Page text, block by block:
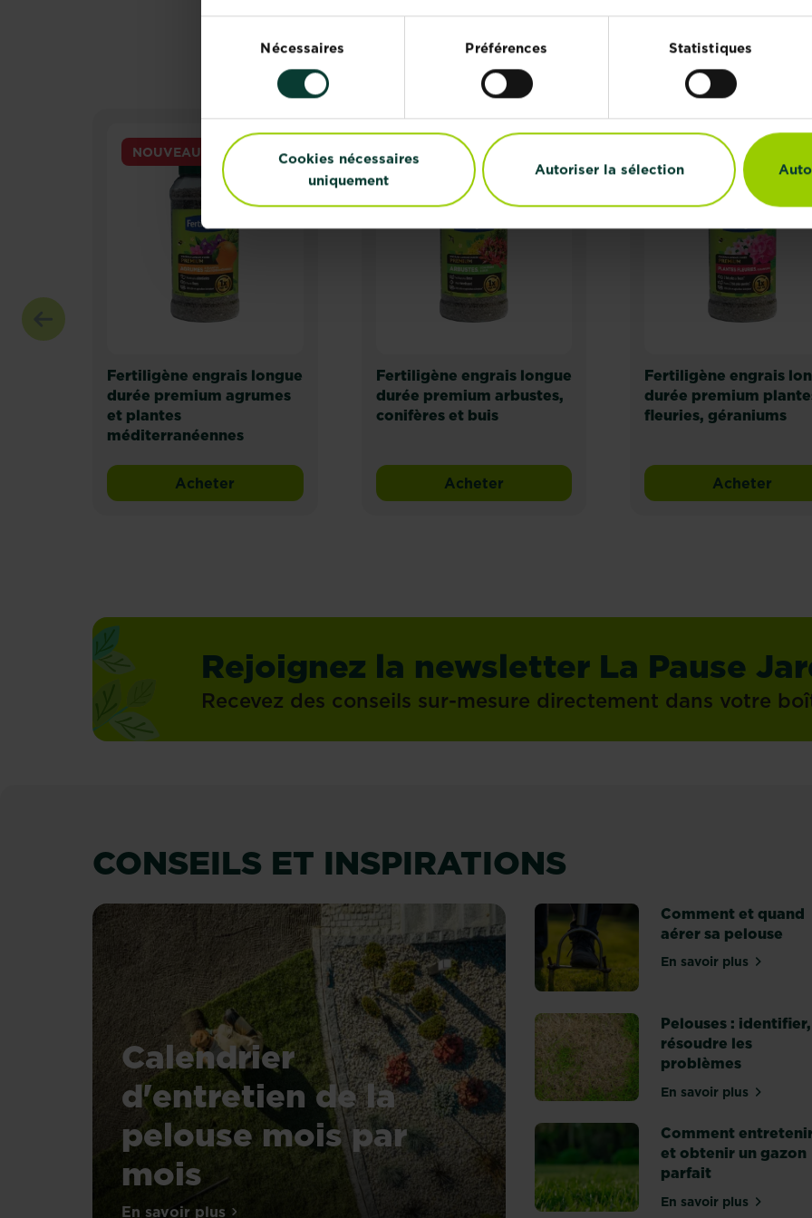
consentement
Nécessaires Préférences Statistiques
Cookies nécessaires
uniquement
Autoriser la sélection
PRODUITS ASSOCIÉS
Fertiligène engrais longue
durée premium agrumes
et plantes
méditerranéennes
Acheter Fertiligène engrais longue durée premium agrumes et plantes méditerranéennes
NOUVEAU
Fertiligène engrais longue
durée premium arbustes,
conifères et buis
Acheter
NOUVEAU
Fertiligène engrais
durée premium
fleuries, géraniums
Acheter
NOUVEAU
Rejoignez la newsletter La Pause
Recevez des conseils sur-mesure directement dans votre
CONSEILS ET INSPIRATIONS
Calendrier
d'entretien de la
pelouse mois par
mois
Dans
En savoir plus
Comment et quand
aérer sa pelouse
En savoir plussur Comment
Pelouses : identifier,
résoudre les
problèmes
En savoir plussur Pelouses :
Comment
et obtenir un gazon
parfait
En savoir plussur Comment